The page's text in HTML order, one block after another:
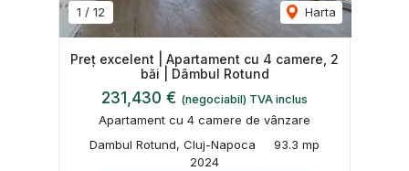
1 / 12 Harta
Preț excelent | Apartament cu 4 camere, 2
băi | Dâmbul Rotund
231,430 € (negociabil) TVA inclus
Apartament cu 4 camere de vânzare
Dambul Rotund, Cluj-Napoca
93.3 mp
2024